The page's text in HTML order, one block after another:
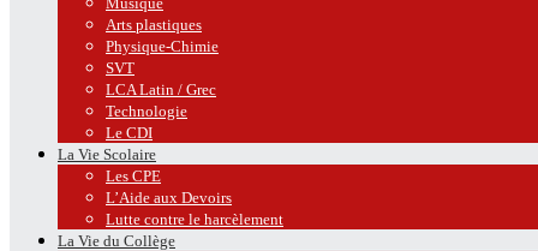
Arts plastiques
Physique-Chimie
SVT
LCA Latin / Grec
Technologie
Le CDI
La Vie Scolaire
Les CPE
L’Aide aux Devoirs
Lutte contre le harcèlement
La Vie du Collège